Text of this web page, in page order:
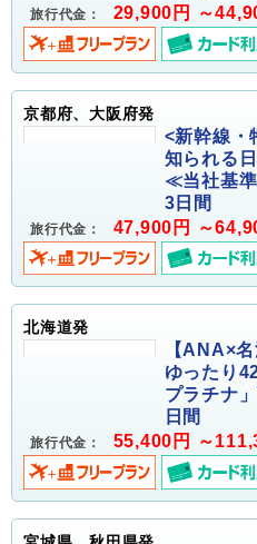
旅行代金： 29,900円 ～
京都府、大阪府発
<新幹線・
知られる
≪当社基
3日間
旅行代金： 47,900円 ～
北海道発
【ANA×
ゆったり
プラチナ
日間
旅行代金： 55,400円 ～